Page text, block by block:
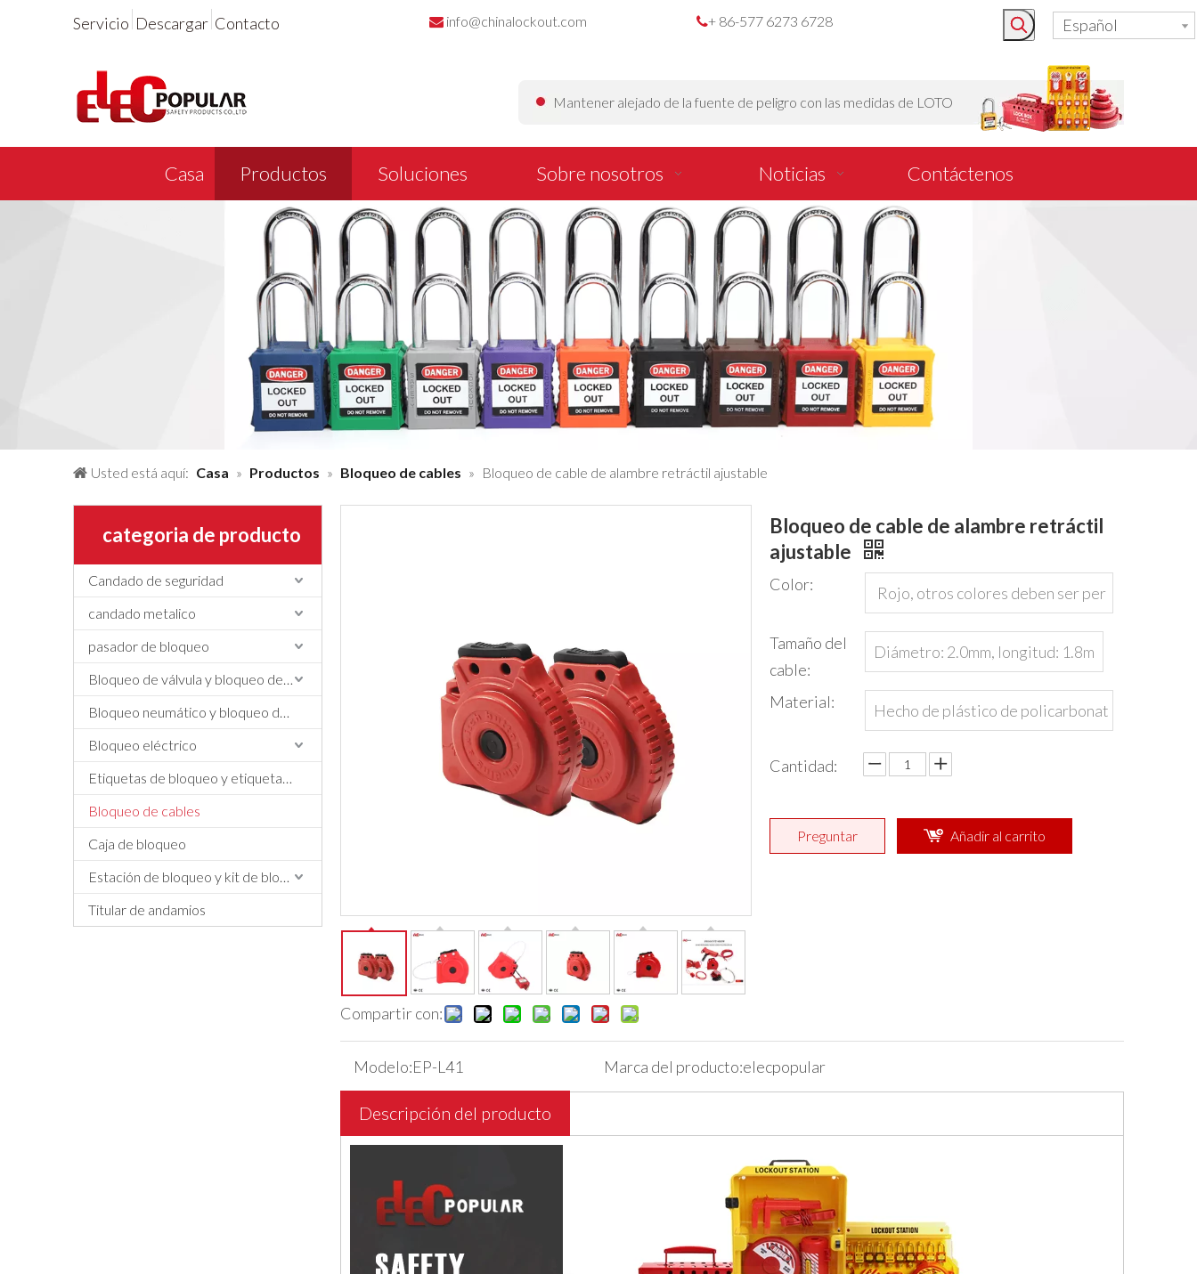
Servicio Descargar Contacto  info@chinalockout.com + 86-577 6273 6728 Español
Mantener alejado de la fuente de peligro con las medidas de LOTO
Casa Productos Soluciones Sobre nosotros Noticias Contáctenos
Usted está aquí: Casa » Productos » Bloqueo de cables » Bloqueo de cable de alambre retráctil ajustable
categoria de producto
Candado de seguridad
candado metalico
pasador de bloqueo
Bloqueo de válvula y bloqueo de manguera
Bloqueo neumático y bloqueo de cilindros
Bloqueo eléctrico
Etiquetas de bloqueo y etiquetado, etiquetas y letreros
Bloqueo de cables
Caja de bloqueo
Estación de bloqueo y kit de bloqueo
Titular de andamios
Compartir con:
Bloqueo de cable de alambre retráctil
ajustable
Color:
Rojo, otros colores deben ser per
Tamaño del
cable:
Diámetro: 2.0mm, longitud: 1.8m
Material:
Hecho de plástico de policarbonat
Cantidad:
Preguntar Añadir al carrito
Modelo:EP-L41 Marca del producto:elecpopular
Descripción del producto